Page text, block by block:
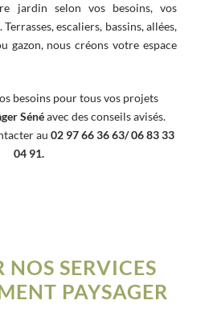
jardin selon vos besoins, vos
escaliers, bassins, allées,
gazon, nous créons votre espace
besoins pour tous vos projets
Sénéavec des conseils avisés.
au 02 97 66 36 63/ 06 83 33
04 91.
NOS SERVICES
PAYSAGER